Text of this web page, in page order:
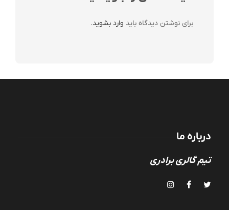
برای نوشتن دیدگاه باید وارد بشوید.
درباره ما
تیم گالری برادری